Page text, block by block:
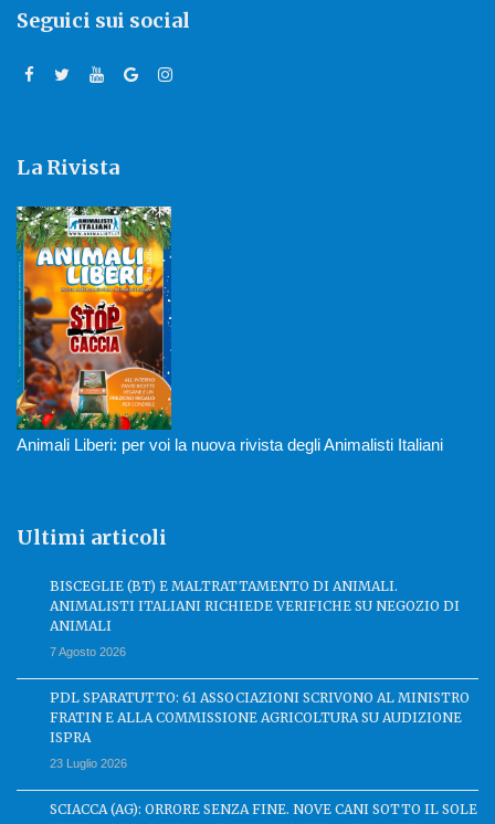
Seguici sui social
La Rivista
Animali Liberi: per voi la nuova rivista degli Animalisti Italiani
Ultimi articoli
BISCEGLIE (BT) E MALTRATTAMENTO DI ANIMALI.
ANIMALISTI ITALIANI RICHIEDE VERIFICHE SU NEGOZIO DI
ANIMALI
7 Agosto 2026
PDL SPARATUTTO: 61 ASSOCIAZIONI SCRIVONO AL MINISTRO
FRATIN E ALLA COMMISSIONE AGRICOLTURA SU AUDIZIONE
ISPRA
23 Luglio 2026
SCIACCA (AG): ORRORE SENZA FINE. NOVE CANI SOTTO IL SOLE